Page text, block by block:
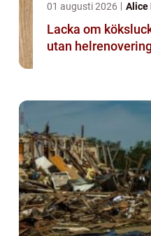
01 augusti 2026 Alice
Lacka om
utan